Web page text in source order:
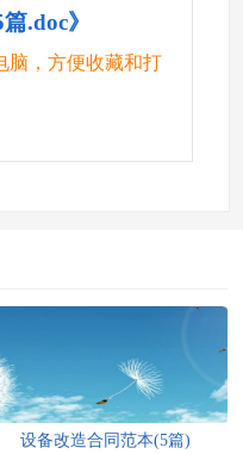
.doc》
脑，方便收藏和打
设备改造合同范本(5篇)